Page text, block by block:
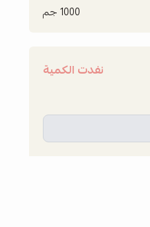
1000 جم
نفدت الكمية